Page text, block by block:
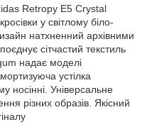
Retropy E5 Crystal
у світлому біло-
натхненний архівними
сітчастий текстиль
надає моделі
устілка
носінні. Універсальне
різних образів. Якісний